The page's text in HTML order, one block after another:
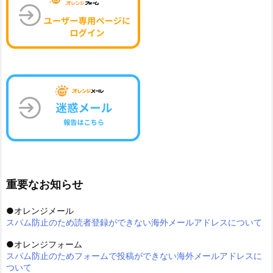
重要なお知らせ
●オレンジメール
スパム防止のため読者登録ができない海外メールアドレスについて
●オレンジフォーム
スパム防止のためフォームで投稿ができない海外メールアドレスに
ついて